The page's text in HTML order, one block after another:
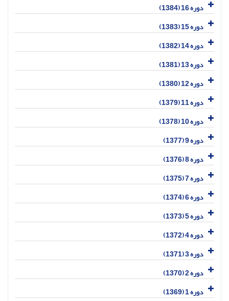
دوره 16 (1384)
دوره 15 (1383)
دوره 14 (1382)
دوره 13 (1381)
دوره 12 (1380)
دوره 11 (1379)
دوره 10 (1378)
دوره 9 (1377)
دوره 8 (1376)
دوره 7 (1375)
دوره 6 (1374)
دوره 5 (1373)
دوره 4 (1372)
دوره 3 (1371)
دوره 2 (1370)
دوره 1 (1369)